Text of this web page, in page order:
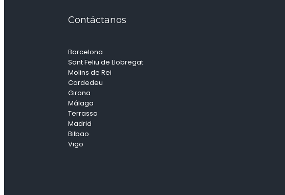
Contáctanos
Barcelona
Sant Feliu de Llobregat
Molins de Rei
Cardedeu
Girona
Málaga
Terrassa
Madrid
Bilbao
Vigo